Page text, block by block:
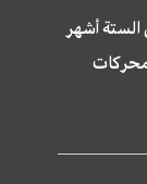
مرة خلال الستة أشهر
محركات